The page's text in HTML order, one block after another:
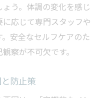
う。体調の変化を感じ
応じて専門スタッフや
安全なセルフケアのた
察が不可欠です。
防止策